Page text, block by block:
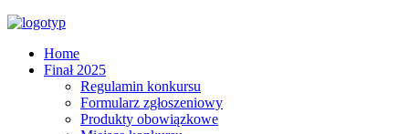
Home
Finał 2025
Regulamin konkursu
Formularz zgłoszeniowy
Produkty obowiązkowe